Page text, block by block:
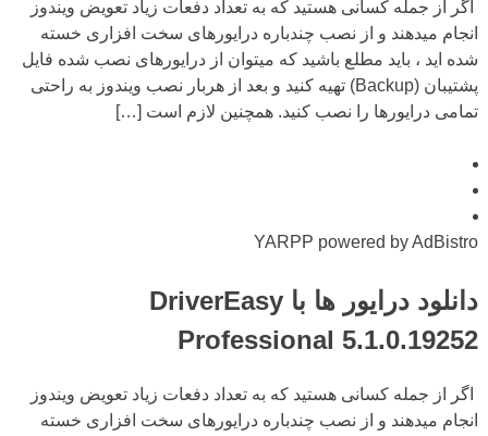
اگر از جمله کسانی هستید که به تعداد دفعات زیاد تعویض ویندوز
انجام میدهند و از نصب چندباره درایورهای سخت افزاری خسته
شده اید ، باید مطلع باشید که میتوان از درایورهای نصب شده فایل
پشتیبان (Backup) تهیه کنید و بعد از هربار نصب ویندوز به راحتی
تمامی درایورها را نصب کنید. همچنین لازم است […]
YARPP powered by AdBistro
دانلود درایور ها با DriverEasy
Professional 5.1.0.19252
اگر از جمله کسانی هستید که به تعداد دفعات زیاد تعویض ویندوز
انجام میدهند و از نصب چندباره درایورهای سخت افزاری خسته